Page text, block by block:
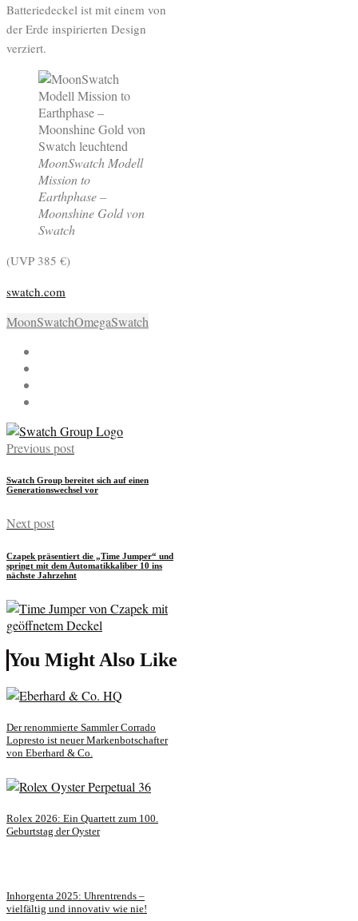
Batteriedeckel ist mit einem von
der Erde inspirierten Design
verziert.
MoonSwatch Modell
Mission to
Earthphase –
Moonshine Gold von
Swatch
(UVP 385 €)
swatch.com
MoonSwatchOmegaSwatch
Previous post
Swatch Group bereitet sich auf einen
Generationswechsel vor
Next post
Czapek präsentiert die „Time Jumper“ und
springt mit dem Automatikkaliber 10 ins
nächste Jahrzehnt
You Might Also Like
Der renommierte Sammler Corrado
Lopresto ist neuer Markenbotschafter
von Eberhard & Co.
Rolex 2026: Ein Quartett zum 100.
Geburtstag der Oyster
Inhorgenta 2025: Uhrentrends –
vielfältig und innovativ wie nie!